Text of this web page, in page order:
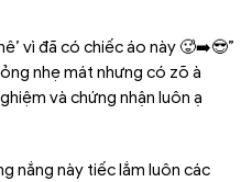
vì đã có chiếc áo này 🥵➡️😎”
nhẹ mát nhưng có zõ à
và chứng nhận luôn ạ
nắng này tiếc lắm luôn các